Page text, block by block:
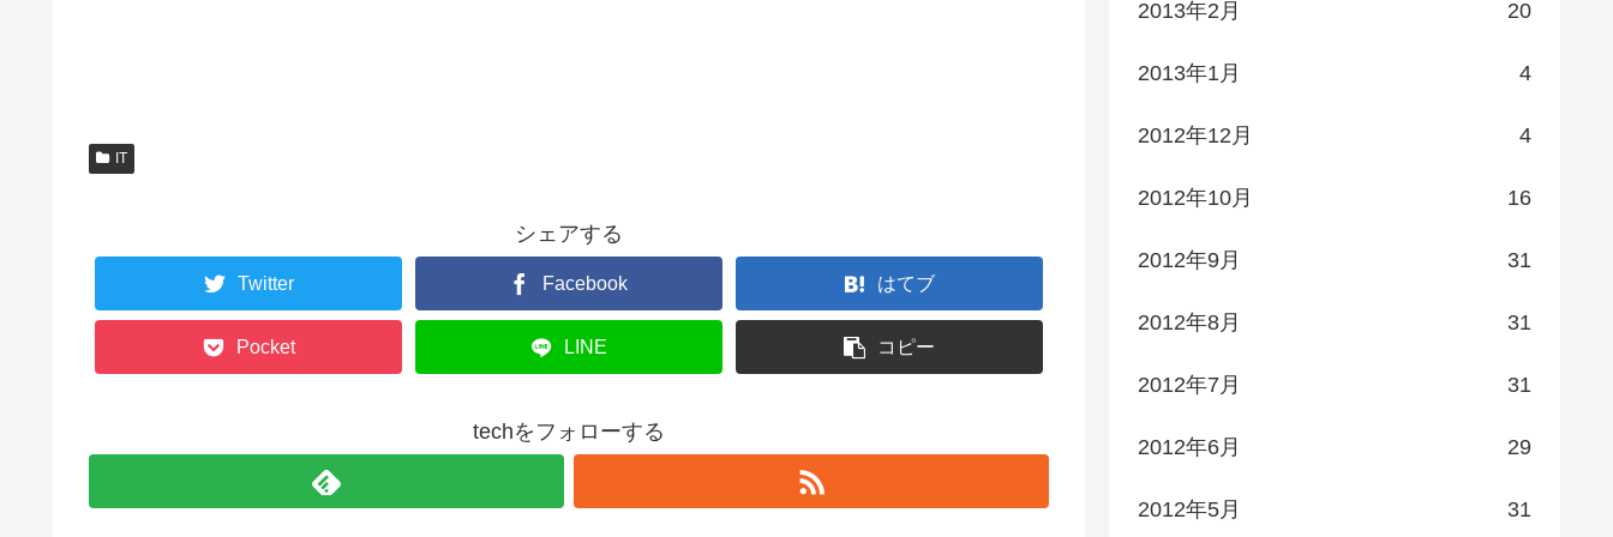
IT
シェアする
Twitter Facebook はてブ
Pocket LINE コピー
techをフォローする
2013年2月 20
2013年1月 4
2012年12月 4
2012年10月 16
2012年9月 31
2012年8月 31
2012年7月 31
2012年6月 29
2012年5月 31